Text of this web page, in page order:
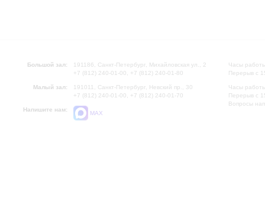
Большой зал:
191186, Санкт-Петербург, Михайловская ул., 2
+7 (812) 240-01-00, +7 (812) 240-01-80
Малый зал:
191011, Санкт-Петербург, Невский пр., 30
+7 (812) 240-01-00, +7 (812) 240-01-70
Напишите нам:
MAX
Часы
Перерыв с
Часы
Перерыв с
Вопросы